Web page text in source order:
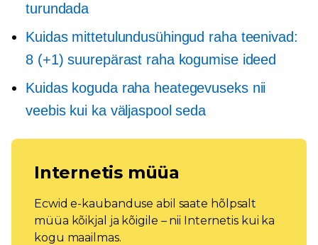
turundada
Kuidas mittetulundusühingud raha teenivad:
8 (+1) suurepärast raha kogumise ideed
Kuidas koguda raha heategevuseks nii
veebis kui ka väljaspool seda
Internetis müüa
Ecwid e-kaubanduse abil saate hõlpsalt
müüa kõikjal ja kõigile – nii Internetis kui ka
kogu maailmas.